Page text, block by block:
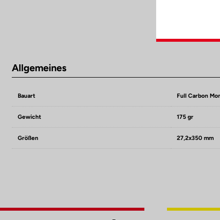
Allgemeines
Bauart Full Carbon
Gewicht 175 gr
Größen 27,2x350 mm